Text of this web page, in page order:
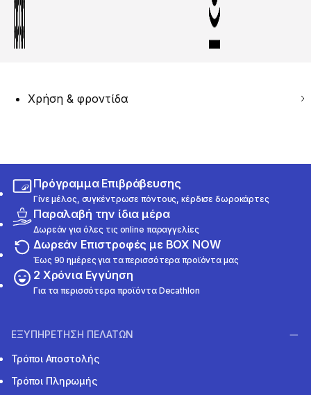
Χρήση & φροντίδα
Πρόγραμμα Επιβράβευσης
Γίνε μέλος, συγκέντρωσε πόντους, κέρδισε δωροκάρτες
Παραλαβή την ίδια μέρα
Δωρεάν για όλες τις online παραγγελίες
Δωρεάν Επιστροφές με BOX NOW
Έως 90 ημέρες για τα περισσότερα προϊόντα μας
2 Χρόνια Εγγύηση
Για τα περισσότερα προϊόντα Decathlon
ΕΞΥΠΗΡΕΤΗΣΗ ΠΕΛΑΤΩΝ
Τρόποι Αποστολής
Τρόποι Πληρωμής